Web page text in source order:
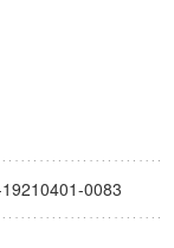
市民社会ガバナンス
論理と感性の先端的
超成熟社会発展のサ
19210401-0083